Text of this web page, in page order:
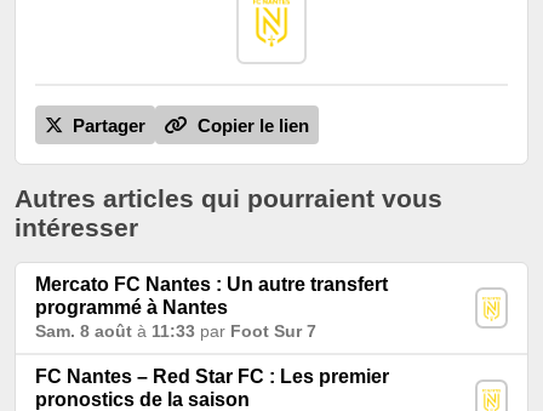
Partager Copier le lien
Autres articles qui pourraient vous
intéresser
Mercato FC Nantes : Un autre transfert
programmé à Nantes
Sam. 8 août à 11:33 par Foot Sur 7
FC Nantes – Red Star FC : Les premier
pronostics de la saison